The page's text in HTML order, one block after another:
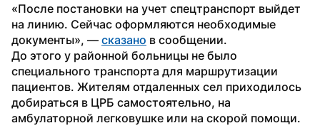
«После постановки на учет спецтранспорт выйдет
на линию. Сейчас оформляются необходимые
документы», — сказано в сообщении.
До этого у районной больницы не было
специального транспорта для маршрутизации
пациентов. Жителям отдаленных сел приходилось
добираться в ЦРБ самостоятельно, на
амбулаторной легковушке или на скорой помощи.